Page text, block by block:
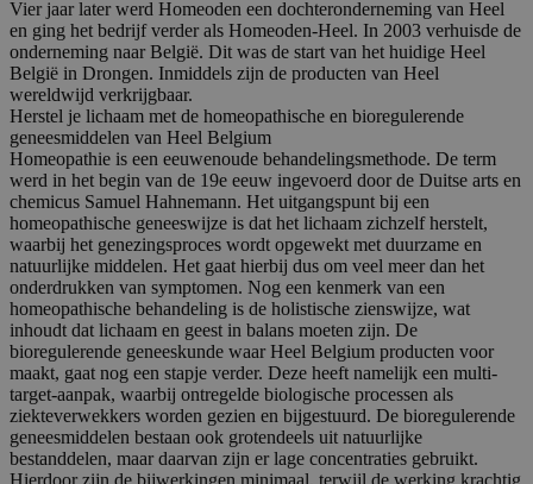
Vier jaar later werd Homeoden een dochteronderneming van Heel
en ging het bedrijf verder als Homeoden-Heel. In 2003 verhuisde de
onderneming naar België. Dit was de start van het huidige Heel
België in Drongen. Inmiddels zijn de producten van Heel
wereldwijd verkrijgbaar.
Herstel je lichaam met de homeopathische en bioregulerende
geneesmiddelen van Heel Belgium
Homeopathie is een eeuwenoude behandelingsmethode. De term
werd in het begin van de 19e eeuw ingevoerd door de Duitse arts en
chemicus Samuel Hahnemann. Het uitgangspunt bij een
homeopathische geneeswijze is dat het lichaam zichzelf herstelt,
waarbij het genezingsproces wordt opgewekt met duurzame en
natuurlijke middelen. Het gaat hierbij dus om veel meer dan het
onderdrukken van symptomen. Nog een kenmerk van een
homeopathische behandeling is de holistische zienswijze, wat
inhoudt dat lichaam en geest in balans moeten zijn. De
bioregulerende geneeskunde waar Heel Belgium producten voor
maakt, gaat nog een stapje verder. Deze heeft namelijk een multi-
target-aanpak, waarbij ontregelde biologische processen als
ziekteverwekkers worden gezien en bijgestuurd. De bioregulerende
geneesmiddelen bestaan ook grotendeels uit natuurlijke
bestanddelen, maar daarvan zijn er lage concentraties gebruikt.
Hierdoor zijn de bijwerkingen minimaal, terwijl de werking krachtig